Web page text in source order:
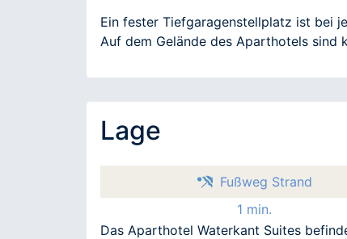
Ein fester Tiefgaragenstellplatz ist bei
Auf dem Gelände des Aparthotels sind
Lage
Fußweg Strand
1 min.
Das Aparthotel Waterkant Suites